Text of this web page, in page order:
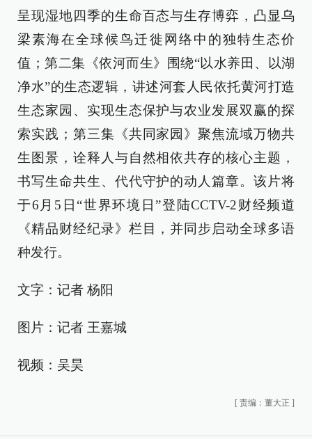
呈现湿地四季的生命百态与生存博弈，凸显乌
梁素海在全球候鸟迁徙网络中的独特生态价
值；第二集《依河而生》围绕“以水养田、以湖
净水”的生态逻辑，讲述河套人民依托黄河打造
生态家园、实现生态保护与农业发展双赢的探
索实践；第三集《共同家园》聚焦流域万物共
生图景，诠释人与自然相依共存的核心主题，
书写生命共生、代代守护的动人篇章。该片将
于6月5日“世界环境日”登陆CCTV-2财经频道
《精品财经纪录》栏目，并同步启动全球多语
种发行。
文字：记者 杨阳
图片：记者 王嘉城
视频：吴昊
[ 责编：董大正 ]